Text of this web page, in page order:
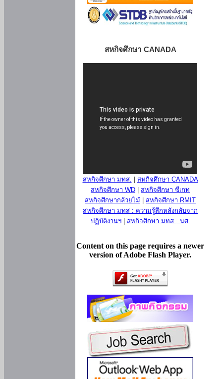
สหกิจศึกษา CANADA
สหกิจศึกษา มทส.
สหกิจศึกษา CANADA
สหกิจศึกษา WD
สหกิจศึกษา ซีเกท
สหกิจศึกษากล้วยไม้
สหกิจศึกษา RMIT
สหกิจศึกษา มทส : ความรู้สึกหลังกลับจาก
ปฏิบัติงานฯ| สหกิจศึกษา มทส : นศ.
Content on this page requires a newer
version of Adobe Flash Player.